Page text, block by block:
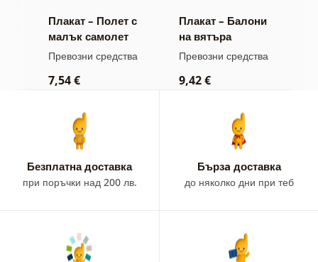
Плакат – Полет с
малък самолет
Превозни средства
7,54 €
Плакат – Балони
на вятъра
Превозни средства
9,42 €
Безплатна доставка
при поръчки над 200 лв.
Бързa доставка
до няколко дни при теб